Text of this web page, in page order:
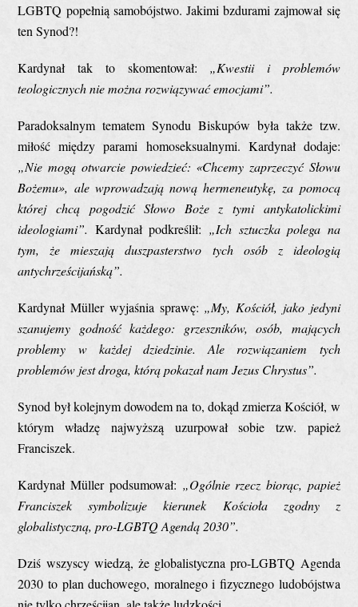
LGBTQ popełnią samobójstwo. Jakimi bzdurami zajmował się
ten Synod?!
Kardynał tak to skomentował: „Kwestii i problemów
teologicznych nie można rozwiązywać emocjami”.
Paradoksalnym tematem Synodu Biskupów była także tzw.
miłość między parami homoseksualnymi. Kardynał dodaje:
„Nie mogą otwarcie powiedzieć: «Chcemy zaprzeczyć Słowu
Bożemu», ale wprowadzają nową hermeneutykę, za pomocą
której chcą pogodzić Słowo Boże z tymi antykatolickimi
ideologiami”. Kardynał podkreślił: „Ich sztuczka polega na
tym, że mieszają duszpasterstwo tych osób z ideologią
antychrześcijańską”.
Kardynał Müller wyjaśnia sprawę: „My, Kościół, jako jedyni
szanujemy godność każdego: grzeszników, osób, mających
problemy w każdej dziedzinie. Ale rozwiązaniem tych
problemów jest droga, którą pokazał nam Jezus Chrystus”.
Synod był kolejnym dowodem na to, dokąd zmierza Kościół, w
którym władzę najwyższą uzurpował sobie tzw. papież
Franciszek.
Kardynał Müller podsumował: „Ogólnie rzecz biorąc, papież
Franciszek symbolizuje kierunek Kościoła zgodny z
globalistyczną, pro-LGBTQ Agendą 2030”.
Dziś wszyscy wiedzą, że globalistyczna pro-LGBTQ Agenda
2030 to plan duchowego, moralnego i fizycznego ludobójstwa